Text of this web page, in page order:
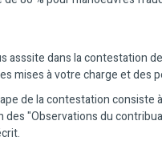
asssite dans la contestation
mises à votre charge et des
de la contestation consiste
des "Observations du